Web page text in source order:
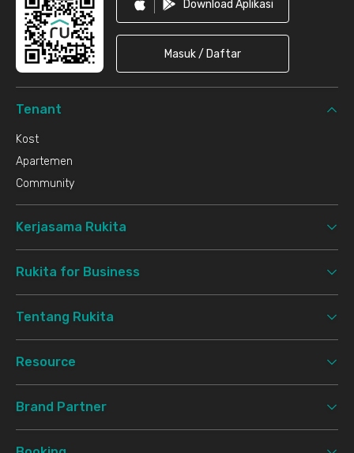
Download Aplikasi
Masuk / Daftar
Tenant
Kost
Apartemen
Community
Kerjasama Rukita
Rukita for Business
Tentang Rukita
Resource
Brand Partner